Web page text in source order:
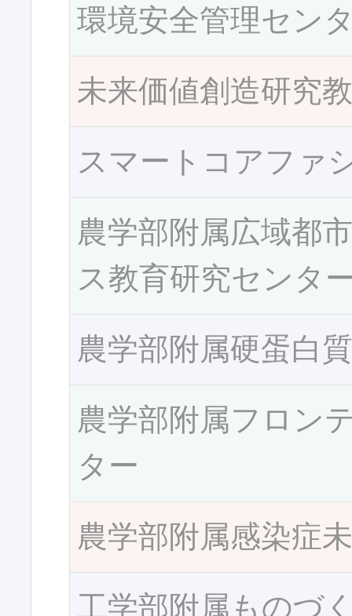
環境安全管理セン
未来価値創造研究
スマートコアファ
農学部附属広域都
ス教育研究センタ
農学部附属硬蛋白
農学部附属フロン
ター
農学部附属感染症
工学部附属ものづ